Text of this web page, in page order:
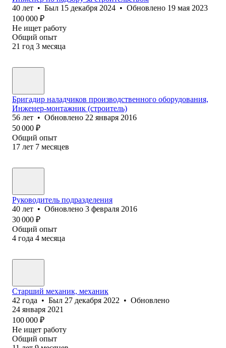
40 лет • Был 15 декабря 2024 • Обновлено 19 мая 2023
100 000 ₽
Не ищет работу
Общий опыт
21 год 3 месяца
Бригадир наладчиков производственного оборудования,
Инженер-монтажник (строитель)
56 лет • Обновлено 22 января 2016
50 000 ₽
Общий опыт
17 лет 7 месяцев
Руководитель подразделения
40 лет • Обновлено 3 февраля 2016
30 000 ₽
Общий опыт
4 года 4 месяца
Старший механик, механик
42 года • Был 27 декабря 2022 • Обновлено
24 января 2021
100 000 ₽
Не ищет работу
Общий опыт